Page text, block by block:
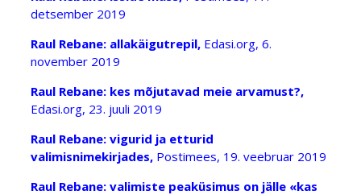
detsember 2019
Raul Rebane: allakäigutrepil, Edasi.org, 6.
november 2019
Raul Rebane: kes mõjutavad meie arvamust?,
Edasi.org, 23. juuli 2019
Raul Rebane: vigurid ja etturid
valimisnimekirjades, Postimees, 19. veebruar 2019
Raul Rebane: valimiste peaküsimus on jälle «kas